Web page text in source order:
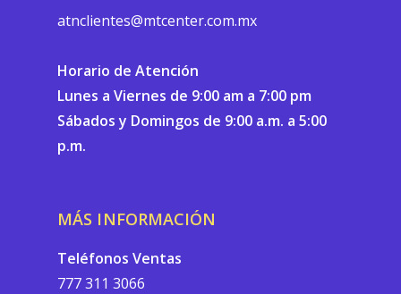
atnclientes@mtcenter.com.mx
Horario de Atención
Lunes a Viernes de 9:00 am a 7:00 pm
Sábados y Domingos de 9:00 a.m. a 5:00
p.m.
MÁS INFORMACIÓN
Teléfonos Ventas
777 311 3066